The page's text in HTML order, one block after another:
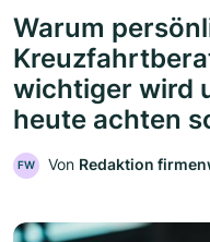
Warum
wichtiger wird
heute achten
FW Von Redaktion